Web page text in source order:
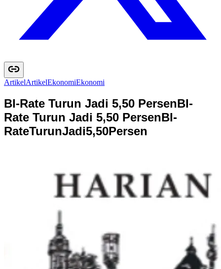
ArtikelArtikelEkonomiEkonomi
BI-Rate Turun Jadi 5,50 PersenBI-
Rate Turun Jadi 5,50 PersenBI-
RateTurunJadi5,50Persen